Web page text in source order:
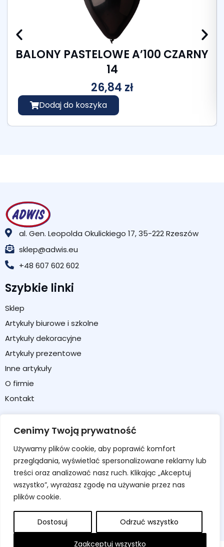
Cenimy Twoją prywatność
Używamy plików cookie, aby poprawić komfort
przeglądania, wyświetlać spersonalizowane reklamy lub
treści oraz analizować nasz ruch. Klikając „Akceptuj
wszystko”, wyrażasz zgodę na używanie przez nas
plików cookie.
Dostosuj Odrzuć wszystko
Zaakceptuj wszystko
BALONY PASTELOWE A’100 CZARNY
14
26,84 zł
Dodaj do koszyka
al. Gen. Leopolda Okulickiego 17, 35-222 Rzeszów
sklep@adwis.eu
+48 607 602 602
Szybkie linki
Sklep
Artykuły biurowe i szkolne
Artykuły dekoracyjne
Artykuły prezentowe
Inne artykuły
O firmie
Kontakt
Koszyk
Formularz zwrotu / reklamacji
Regulamin sklepu
Polityka prywatności